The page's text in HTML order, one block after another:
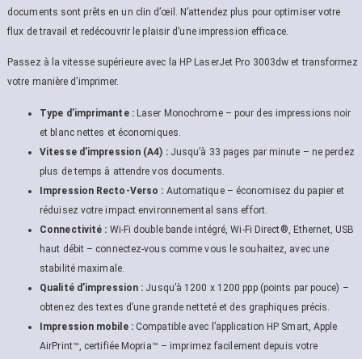
documents sont prêts en un clin d’œil. N’attendez plus pour optimiser votre
flux de travail et redécouvrir le plaisir d’une impression efficace.
Passez à la vitesse supérieure avec la HP LaserJet Pro 3003dw et transformez
votre manière d’imprimer.
Type d’imprimante :Laser Monochrome – pour des impressions noir
et blanc nettes et économiques.
Vitesse d’impression (A4) :Jusqu’à 33 pages par minute – ne perdez
plus de temps à attendre vos documents.
Impression Recto-Verso : Automatique – économisez du papier et
réduisez votre impact environnemental sans effort.
Connectivité : Wi-Fi double bande intégré, Wi-Fi Direct®, Ethernet, USB
haut débit – connectez-vous comme vous le souhaitez, avec une
stabilité maximale.
Qualité d’impression : Jusqu’à 1200 x 1200 ppp (points par pouce) –
obtenez des textes d’une grande netteté et des graphiques précis.
Impression mobile :Compatible avec l’application HP Smart, Apple
AirPrint™, certifiée Mopria™ – imprimez facilement depuis votre